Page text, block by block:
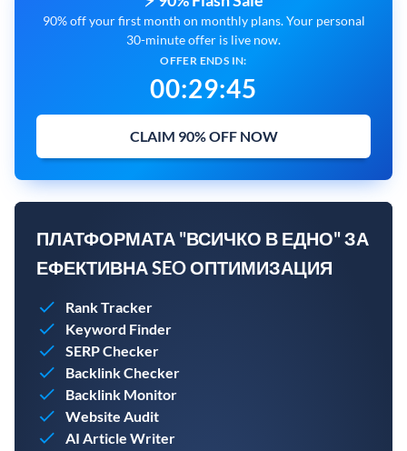
90% off your first month on monthly plans. Your personal
30-minute offer is live now.
OFFER ENDS IN:
00:29:44
CLAIM 90% OFF NOW
ПЛАТФОРМАТА "ВСИЧКО В ЕДНО" ЗА
ЕФЕКТИВНА SEO ОПТИМИЗАЦИЯ
Rank Tracker
Keyword Finder
SERP Checker
Backlink Checker
Backlink Monitor
Website Audit
AI Article Writer